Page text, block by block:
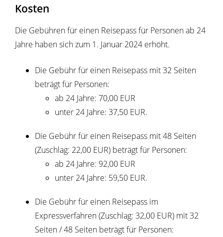
Kosten
Die Gebühren für einen Reisepass für Personen ab 24
Jahre haben sich zum 1. Januar 2024 erhöht.
Die Gebühr für einen Reisepass mit 32 Seiten
beträgt für Personen:
ab 24 Jahre: 70,00 EUR
unter 24 Jahre: 37,50 EUR.
Die Gebühr für einen Reisepass mit 48 Seiten
(Zuschlag: 22,00 EUR) beträgt für Personen:
ab 24 Jahre: 92,00 EUR
unter 24 Jahre: 59,50 EUR.
Die Gebühr für einen Reisepass im
Expressverfahren (Zuschlag: 32,00 EUR) mit 32
Seiten / 48 Seiten beträgt für Personen: